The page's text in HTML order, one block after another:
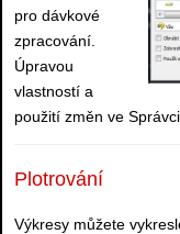
pro dávkové
zpracování.
Úpravou
vlastností a
použití změn ve
Plotrování
Výkresy můžete